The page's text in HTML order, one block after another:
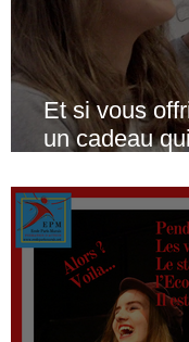
Et si vous
un cadeau
confirme ses
les vacances
2025... un
cinéma,
improvisation)